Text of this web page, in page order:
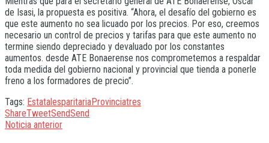
de Isasi, la propuesta es positiva. “Ahora, el desafío del gobierno es
que este aumento no sea licuado por los precios. Por eso, creemos
necesario un control de precios y tarifas para que este aumento no
termine siendo depreciado y devaluado por los constantes
aumentos. desde ATE Bonaerense nos comprometemos a respaldar
toda medida del gobierno nacional y provincial que tienda a ponerle
freno a los formadores de precio”.
Tags: EstatalesparitariaProvinciatres
ShareTweetSendSend
Noticia anterior